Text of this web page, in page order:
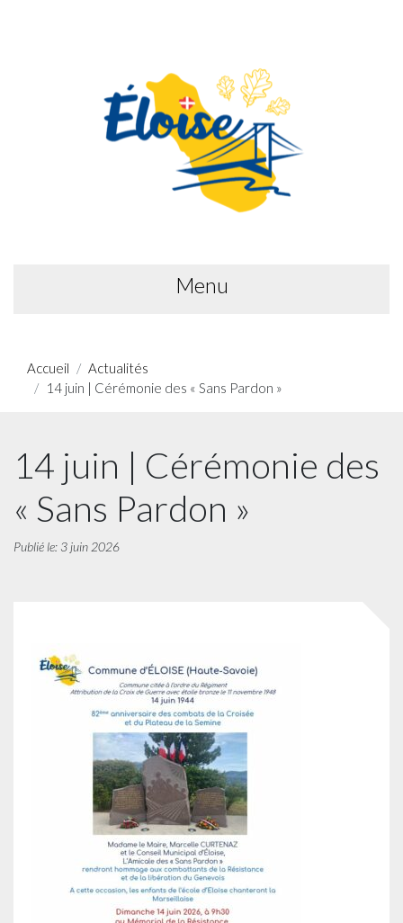
Menu
Accueil
Actualités
14 juin | Cérémonie des « Sans Pardon »
14 juin | Cérémonie des
« Sans Pardon »
Publié le: 3 juin 2026